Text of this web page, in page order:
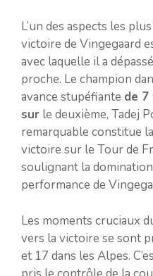
L’un des aspects les
victoire de Vingegaard
avec laquelle il a
proche. Le champion
avance stupéfiante de 7
sur le deuxième, Tadej
remarquable constitue
victoire sur le Tour de
soulignant la
performance de
Les moments cruciaux
vers la victoire se sont
et 17 dans les Alpes.